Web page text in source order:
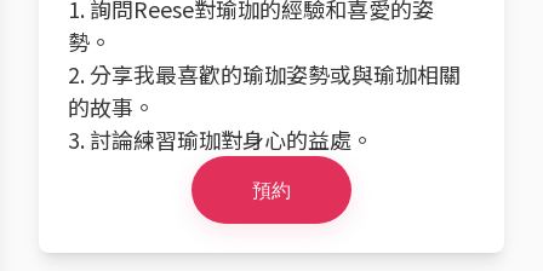
1. 詢問Reese對瑜珈的經驗和喜愛的姿
勢。
2. 分享我最喜歡的瑜珈姿勢或與瑜珈相關
的故事。
3. 討論練習瑜珈對身心的益處。
預約